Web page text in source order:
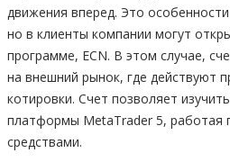
движения вперед. Это
но в клиенты компании могут
программе, ECN. В этом случае,
на внешний рынок, где действуют
котировки. Счет позволяет
платформы MetaTrader 5, работая
средствами.